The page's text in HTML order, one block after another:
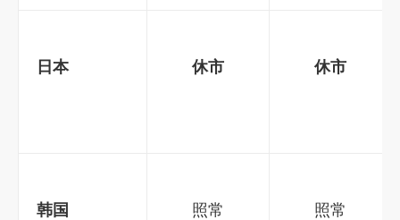
日本 休市 休市
韩国 照常 照常